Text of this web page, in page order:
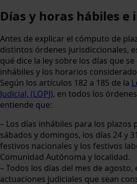
Días y horas hábiles e
Antes de explicar el cómputo de
distintos órdenes jurisdiccionales,
qué dice la ley sobre los días que
inhábiles y los horarios
Según los artículos 182 a 185 de la
Judicial, (LOPJ), en todos los
entiende que:
– Los días inhábiles para los plazos
sábados y domingos, los días 24 y
festivos nacionales y los festivos
Comunidad Autónoma y localidad.
– Todos los días del mes de
actuaciones judiciales que sean